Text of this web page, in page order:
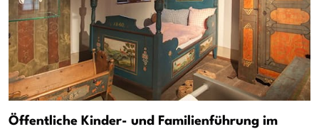
Öffentliche Kinder- und Familienführung im